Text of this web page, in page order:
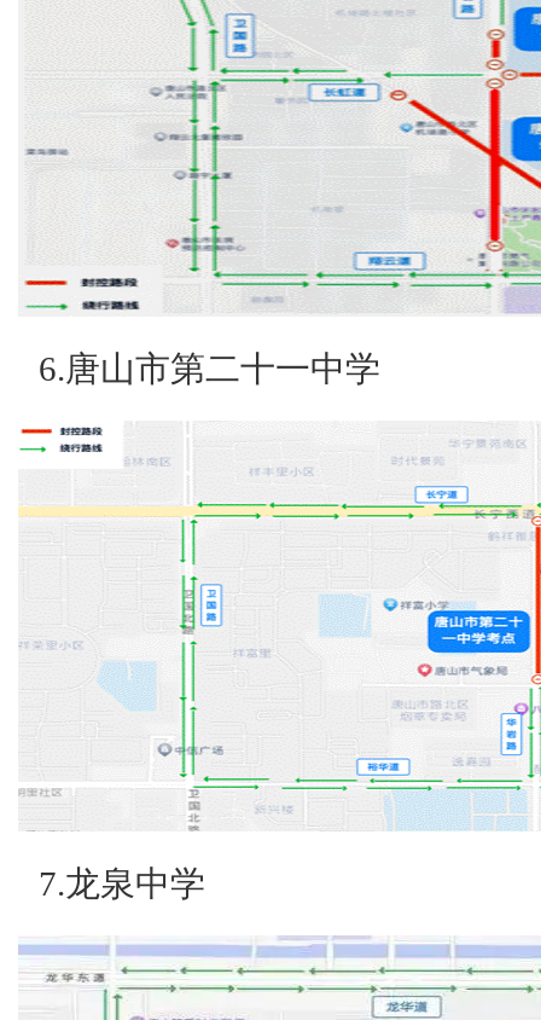
6.唐山市第二十一中学
7.龙泉中学